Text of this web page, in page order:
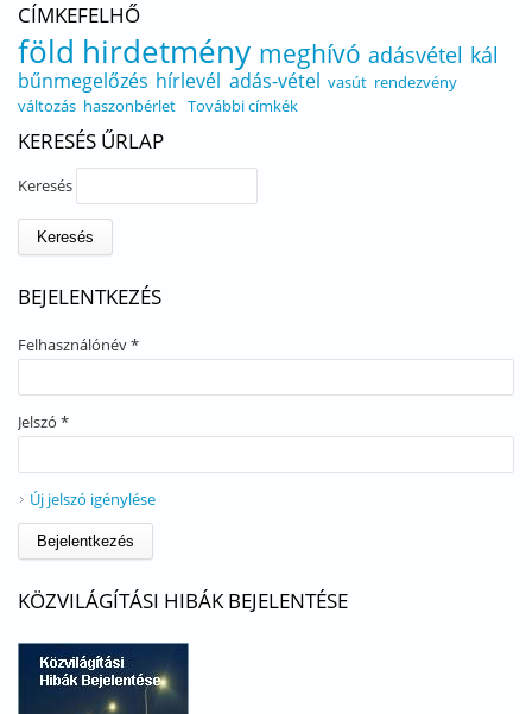
CÍMKEFELHŐ
föld hirdetmény meghívó adásvétel kál
bűnmegelőzés hírlevél adás-vétel vasút rendezvény
változás haszonbérlet További címkék
KERESÉS ŰRLAP
Keresés
BEJELENTKEZÉS
Felhasználónév*
Jelszó *
Új jelszó igénylése
KÖZVILÁGÍTÁSI HIBÁK BEJELENTÉSE